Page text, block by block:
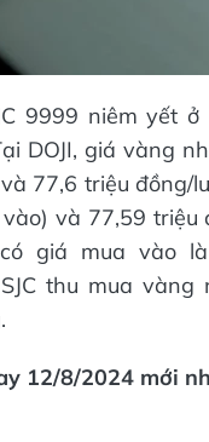
9999 niêm yết
DOJI, giá vàng
77,6 triệu đồng/
và 77,59
giá mua vào
thu mua
12/8/2024 mới